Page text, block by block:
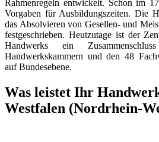
Rahmenregeln entwickelt. Schon im
Vorgaben für Ausbildungszeiten. Die
das Absolvieren von Gesellen- und
festgeschrieben. Heutzutage ist der
Handwerks ein
Handwerkskammern und den 48
auf Bundesebene.
Was leistet Ihr
Westfalen (Nordrhein-